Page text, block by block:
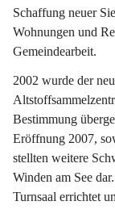
Schaffung neuer
Wohnungen und
Gemeindearbeit.
2002 wurde der
Bestimmung
Eröffnung 2007,
stellten weitere
Winden am See
Turnsaal errichtet